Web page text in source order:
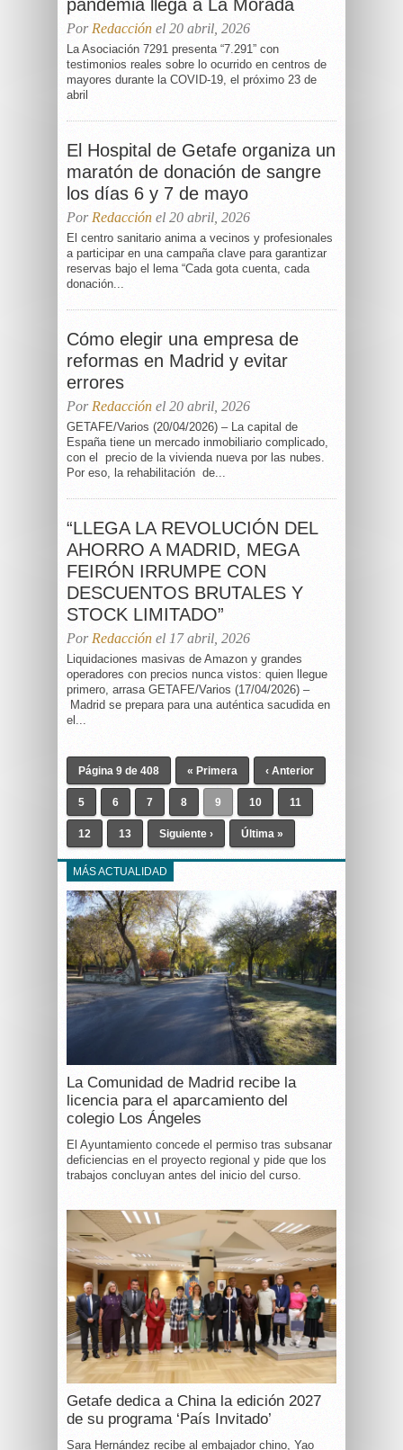
pandemia llega a La Morada
Por Redacción el 20 abril, 2026
La Asociación 7291 presenta “7.291” con
testimonios reales sobre lo ocurrido en centros de
mayores durante la COVID-19, el próximo 23 de
abril
El Hospital de Getafe organiza un
maratón de donación de sangre
los días 6 y 7 de mayo
Por Redacción el 20 abril, 2026
El centro sanitario anima a vecinos y profesionales
a participar en una campaña clave para garantizar
reservas bajo el lema “Cada gota cuenta, cada
donación...
Cómo elegir una empresa de
reformas en Madrid y evitar
errores
Por Redacción el 20 abril, 2026
GETAFE/Varios (20/04/2026) – La capital de
España tiene un mercado inmobiliario complicado,
con el precio de la vivienda nueva por las nubes.
Por eso, la rehabilitación de...
“LLEGA LA REVOLUCIÓN DEL
AHORRO A MADRID, MEGA
FEIRÓN IRRUMPE CON
DESCUENTOS BRUTALES Y
STOCK LIMITADO”
Por Redacción el 17 abril, 2026
Liquidaciones masivas de Amazon y grandes
operadores con precios nunca vistos: quien llegue
primero, arrasa GETAFE/Varios (17/04/2026) –
Madrid se prepara para una auténtica sacudida en
el...
Página 9 de 408 « Primera ‹ Anterior
5 6 7 8 9 10 11
12 13 Siguiente › Última »
MÁS ACTUALIDAD
La Comunidad de Madrid recibe la
licencia para el aparcamiento del
colegio Los Ángeles
El Ayuntamiento concede el permiso tras subsanar
deficiencias en el proyecto regional y pide que los
trabajos concluyan antes del inicio del curso.
Getafe dedica a China la edición 2027
de su programa ‘País Invitado’
Sara Hernández recibe al embajador chino, Yao